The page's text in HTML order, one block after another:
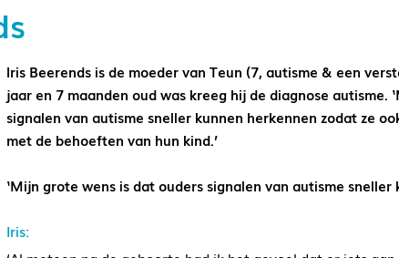
Iris Beerends is de moeder van Teun (7, autisme & een
jaar en 7 maanden oud was kreeg hij de diagnose autisme.
signalen van autisme sneller kunnen herkennen zodat ze
met de behoeften van hun kind.’
‘Mijn grote wens is dat ouders signalen van autisme sneller
Iris: